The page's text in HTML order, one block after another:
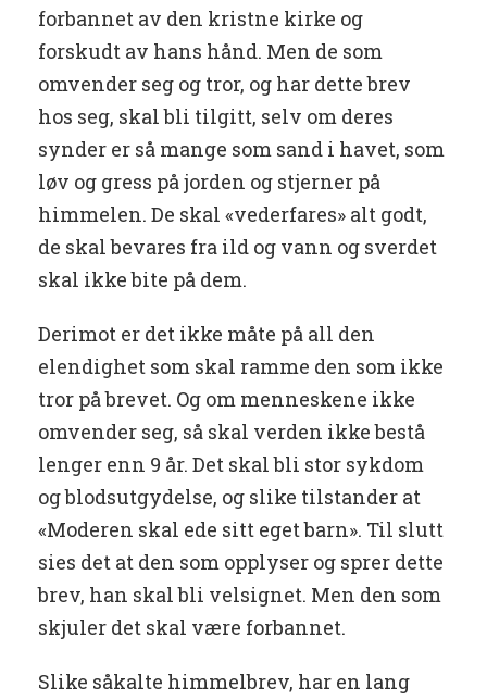
forbannet av den kristne kirke og
forskudt av hans hånd. Men de som
omvender seg og tror, og har dette brev
hos seg, skal bli tilgitt, selv om deres
synder er så mange som sand i havet, som
løv og gress på jorden og stjerner på
himmelen. De skal «vederfares» alt godt,
de skal bevares fra ild og vann og sverdet
skal ikke bite på dem.
Derimot er det ikke måte på all den
elendighet som skal ramme den som ikke
tror på brevet. Og om menneskene ikke
omvender seg, så skal verden ikke bestå
lenger enn 9 år. Det skal bli stor sykdom
og blodsutgydelse, og slike tilstander at
«Moderen skal ede sitt eget barn». Til slutt
sies det at den som opplyser og sprer dette
brev, han skal bli velsignet. Men den som
skjuler det skal være forbannet.
Slike såkalte himmelbrev, har en lang